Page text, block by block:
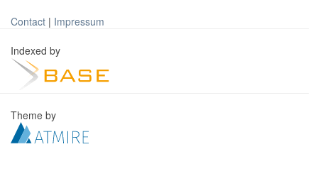
Contact | Impressum
Indexed by
Theme by